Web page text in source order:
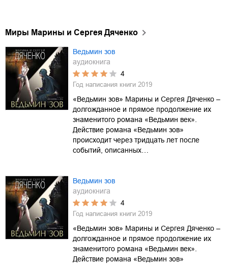
Миры Марины и Сергея Дяченко
Ведьмин зов
аудиокнига
4
Год написания книги 2019
«Ведьмин зов» Марины и Сергея Дяченко –
долгожданное и прямое продолжение их
знаменитого романа «Ведьмин век».
Действие романа «Ведьмин зов»
происходит через тридцать лет после
событий, описанных…
Ведьмин зов
аудиокнига
4
Год написания книги 2019
«Ведьмин зов» Марины и Сергея Дяченко –
долгожданное и прямое продолжение их
знаменитого романа «Ведьмин век».
Действие романа «Ведьмин зов»